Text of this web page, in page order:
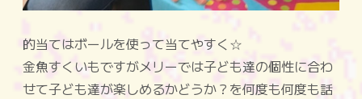
的当てはボールを使って当てやすく☆
金魚すくいもですがメリーでは子ども達の個性に合わ
せて子ども達が楽しめるかどうか？を何度も何度も話